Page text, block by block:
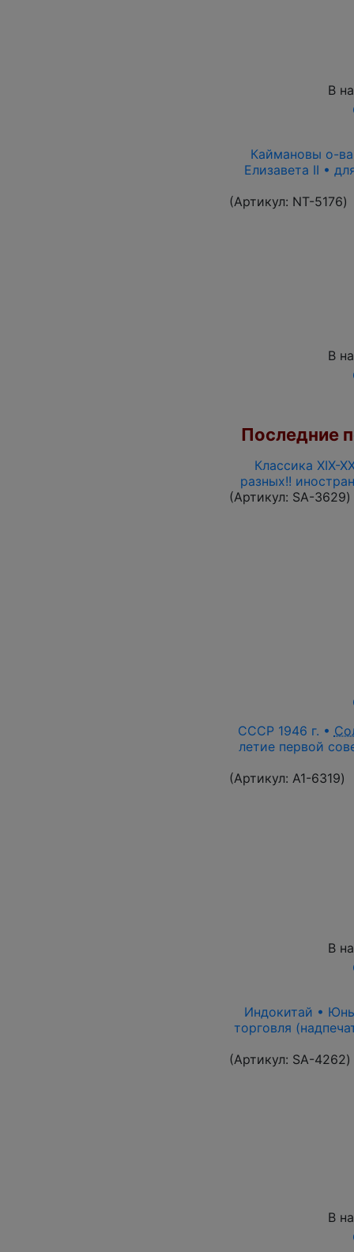
В
Каймановы о-ва
Елизавета II •
(Артикул: NT-5176)
В
Последние
Классика XIX-
разных!!
(Артикул: SA-3629)
СССР 1946 г. •
летие первой
(Артикул: A1-6319)
В
Индокитай •
торговля
(Артикул: SA-4262)
В